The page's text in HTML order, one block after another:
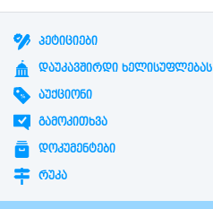
ᲞᲔᲢᲘᲪᲘᲔᲑᲘ
ᲓᲐᲣᲙᲐᲕᲨᲘᲠᲓᲘ ᲮᲔᲚᲘᲡᲣᲤᲚᲔᲑᲐᲡ
ᲐᲣᲥᲪᲘᲝᲜᲘ
ᲒᲐᲛᲝᲙᲘᲗᲮᲕᲐ
ᲓᲝᲙᲣᲛᲔᲜᲢᲔᲑᲘ
ᲠᲣᲙᲐ